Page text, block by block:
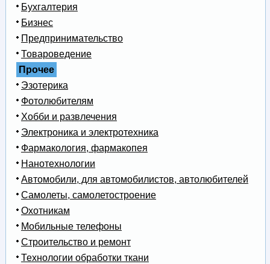
Бухгалтерия
Бизнес
Предпринимательство
Товароведение
Прочее
Эзотерика
Фотолюбителям
Хобби и развлечения
Электроника и электротехника
Фармакология, фармакопея
Нанотехнологии
Автомобили, для автомобилистов, автолюбителей
Самолеты, самолетостроение
Охотникам
Мобильные телефоны
Строительство и ремонт
Технологии обработки ткани